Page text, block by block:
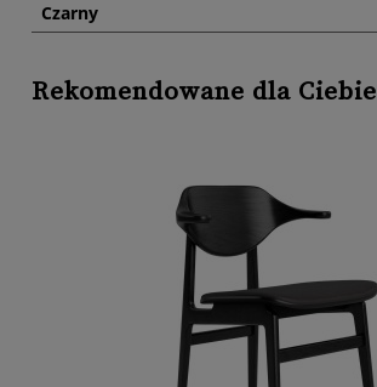
Czarny
Rekomendowane dla Ciebie